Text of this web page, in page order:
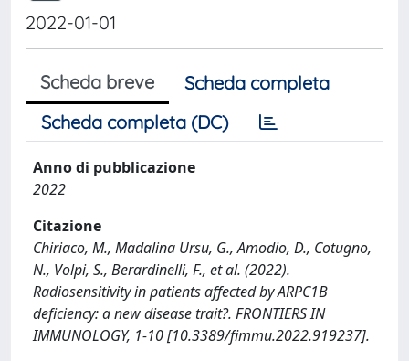
2022-01-01
Scheda breve
Scheda completa
Scheda completa (DC)
Anno di pubblicazione
2022
Citazione
Chiriaco, M., Madalina Ursu, G., Amodio, D., Cotugno,
N., Volpi, S., Berardinelli, F., et al. (2022).
Radiosensitivity in patients affected by ARPC1B
deficiency: a new disease trait?. FRONTIERS IN
IMMUNOLOGY, 1-10 [10.3389/fimmu.2022.919237].